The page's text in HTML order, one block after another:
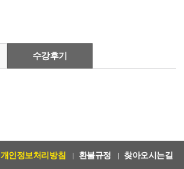
수강후기
개인정보처리방침 환불규정 찾아오시는길